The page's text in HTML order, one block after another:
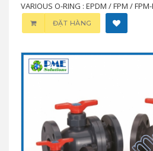
VARIOUS O-RING : EPDM / FPM / FPM-
ĐẶT HÀNG